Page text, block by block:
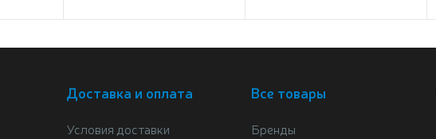
Доставка и оплата
Условия доставки
Все товары
Бренды